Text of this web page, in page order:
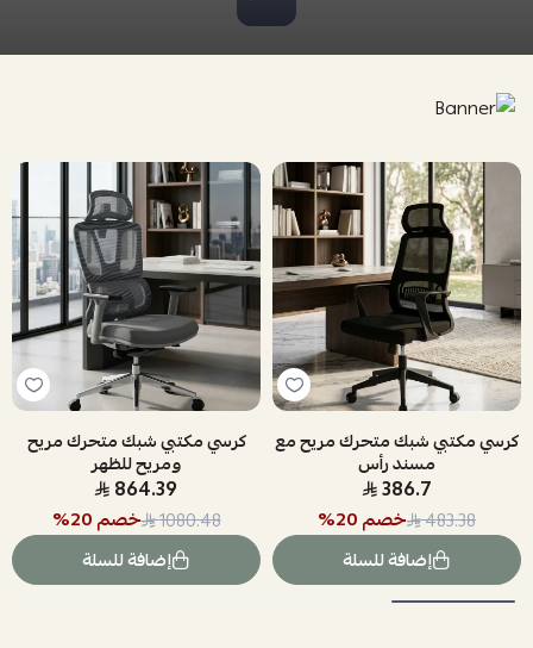
كرسي مكتبي شبك متحرك مريح مع
مسند رأس
386.7
483.38 خصم20
%
إضافة للسلة
كرسي مكتبي شبك متحرك مريح
ومريح للظهر
864.39
1080.48 خصم20
%
إضافة للسلة